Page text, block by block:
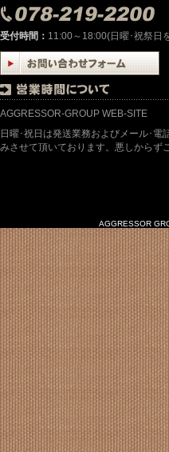
受付時間： 11:00～18:00(日曜･祝祭日
AGGRESSOR-GROUP WEB-SITE
日曜･祝日は発送業務およびメール･電
みさせて頂いております。悪しからず
AGGRESSOR